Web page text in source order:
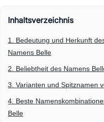
Inhaltsverzeichnis
1. Bedeutung und Herkunft
Namens Belle
2. Beliebtheit des Namens
3. Varianten und Spitznamen
4. Beste
Belle